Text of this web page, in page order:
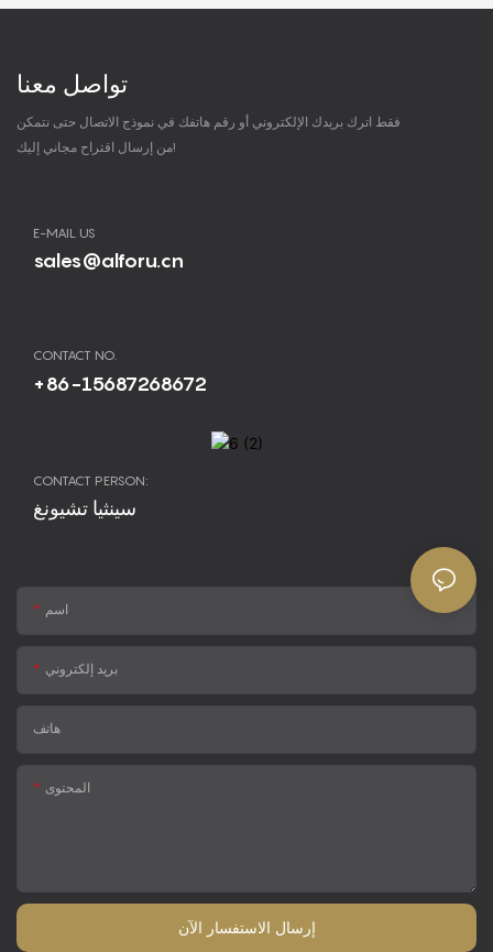
تواصل معنا
فقط اترك بريدك الإلكتروني أو رقم هاتفك في نموذج الاتصال حتى نتمكن
من إرسال اقتراح مجاني إليك!
E-MAIL US
sales@alforu.cn
CONTACT NO.
+86-15687268672
CONTACT PERSON:
سينثيا تشيونغ
اسم
بريد إلكتروني
هاتف
المحتوى
إرسال الاستفسار الآن